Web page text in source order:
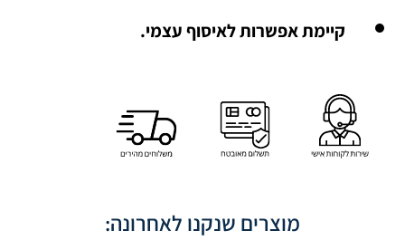
קיימת אפשרות לאיסוף עצמי.
מוצרים שנקנו לאחרונה: